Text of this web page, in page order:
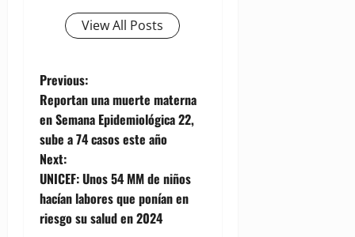
View All Posts
P
o
s
t
n
Previous:
Reportan una muerte materna
en Semana Epidemiológica 22,
sube a 74 casos este año
Next:
UNICEF: Unos 54 MM de niños
hacían labores que ponían en
riesgo su salud en 2024